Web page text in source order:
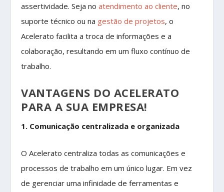
assertividade. Seja noatendimento ao cliente, no
suporte técnico ou na gestão de projetos, o
Acelerato facilita a troca de informações e a
colaboração, resultando em um fluxo contínuo de
trabalho.
VANTAGENS DO ACELERATO
PARA A SUA EMPRESA!
1. Comunicação centralizada e organizada
O Acelerato centraliza todas as comunicações e
processos de trabalho em um único lugar. Em vez
de gerenciar uma infinidade de ferramentas e